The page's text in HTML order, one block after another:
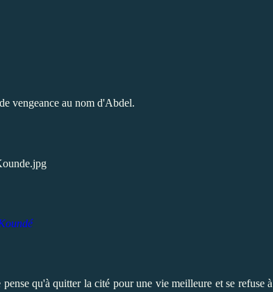
vengeance au nom d'Abdel.
qu'à quitter la cité pour une vie meilleure et se refuse à